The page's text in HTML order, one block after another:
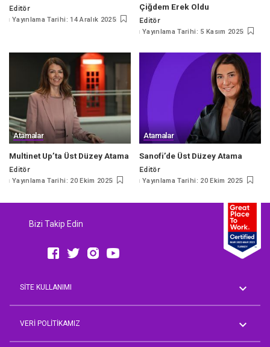
Posted
by
Editör
Yayınlama Tarihi: 14 Aralık 2025
Çiğdem Erek Oldu
Posted
by
Editör
Yayınlama Tarihi: 5 Kasım 2025
Atamalar
Multinet Up’ta Üst Düzey Atama
Posted
by
Editör
Yayınlama Tarihi: 20 Ekim 2025
Atamalar
Sanofi’de Üst Düzey Atama
Posted
by
Editör
Yayınlama Tarihi: 20 Ekim 2025
Bizi Takip Edin
SİTE KULLANIMI
AVM Rehberi
VERİ POLİTİKAMIZ